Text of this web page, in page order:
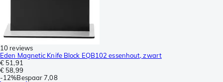
10 reviews
Eden Magnetic Knife Block EQB102 essenhout, zwart
€ 51,91
€ 58,99
-12%Bespaar 7,08